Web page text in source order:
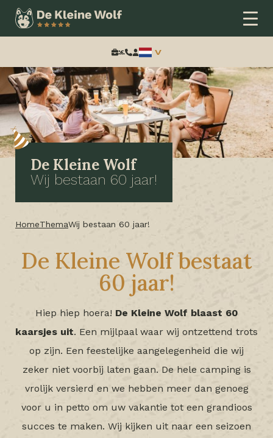
Zoeken:
De Kleine Wolf
Wij bestaan 60 jaar!
HomeThemaWij bestaan 60 jaar!
De Kleine Wolf bestaat
60 jaar!
Hiep hiep hoera! De Kleine Wolf blaast 60
kaarsjes uit. Een mijlpaal waar wij ontzettend trots
op zijn. Een feestelijke aangelegenheid die wij
zeker niet voorbij laten gaan. De hele camping is
vrolijk versierd en we hebben meer dan genoeg
voor u in petto om uw vakantie tot een grandioos
succes te maken. Wij kijken uit naar een seizoen